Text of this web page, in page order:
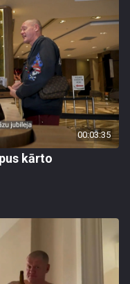
00:03:35
kārto